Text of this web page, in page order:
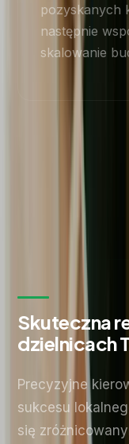
pozyskanych
następnie
skalowanie
Skuteczna
dzielnicach
Precyzyjne
sukcesu
się